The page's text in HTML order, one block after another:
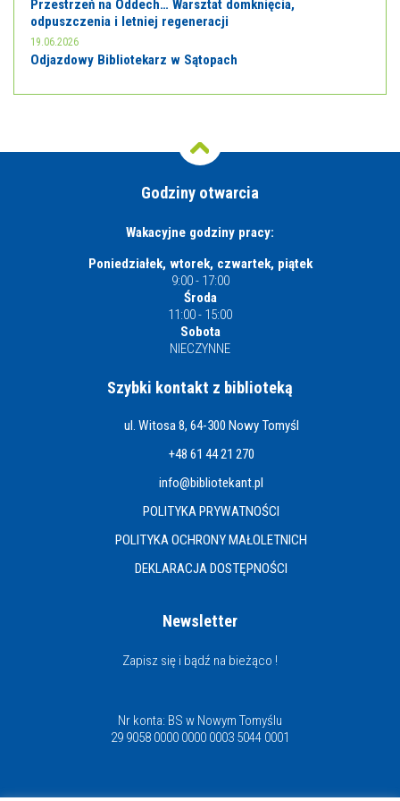
Przestrzeń na Oddech… Warsztat domknięcia,
odpuszczenia i letniej regeneracji
19.06.2026
Odjazdowy Bibliotekarz w Sątopach
Godziny otwarcia
Wakacyjne godziny pracy:
Poniedziałek, wtorek, czwartek, piątek
9:00 - 17:00
Środa
11:00 - 15:00
Sobota
NIECZYNNE
Szybki kontakt z biblioteką
ul. Witosa 8, 64-300 Nowy Tomyśl
+48 61 44 21 270
info@bibliotekant.pl
POLITYKA PRYWATNOŚCI
POLITYKA OCHRONY MAŁOLETNICH
DEKLARACJA DOSTĘPNOŚCI
Newsletter
Zapisz się i bądź na bieżąco !
Nr konta: BS w Nowym Tomyślu
29 9058 0000 0000 0003 5044 0001